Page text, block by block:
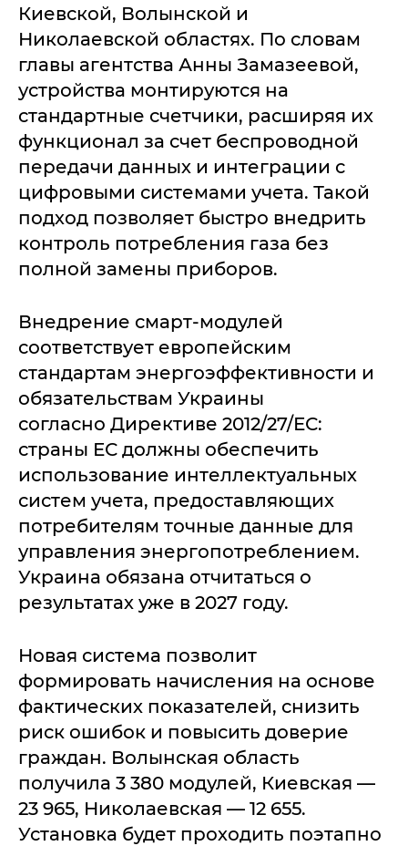
Киевской, Волынской и
Николаевской областях. По словам
главы агентства Анны Замазеевой,
устройства монтируются на
стандартные счетчики, расширяя их
функционал за счет беспроводной
передачи данных и интеграции с
цифровыми системами учета. Такой
подход позволяет быстро внедрить
контроль потребления газа без
полной замены приборов.
Внедрение смарт-модулей
соответствует европейским
стандартам энергоэффективности и
обязательствам Украины
согласно Директиве 2012/27/ЕС:
страны ЕС должны обеспечить
использование интеллектуальных
систем учета, предоставляющих
потребителям точные данные для
управления энергопотреблением.
Украина обязана отчитаться о
результатах уже в 2027 году.
Новая система позволит
формировать начисления на основе
фактических показателей, снизить
риск ошибок и повысить доверие
граждан. Волынская область
получила 3 380 модулей, Киевская —
23 965, Николаевская — 12 655.
Установка будет проходить поэтапно